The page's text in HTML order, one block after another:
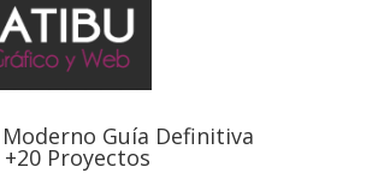
Moderno Guía Definitiva
Proyectos